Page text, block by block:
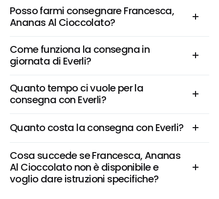
Posso farmi consegnare Francesca,
Ananas Al Cioccolato?
Come funziona la consegna in
giornata di Everli?
Quanto tempo ci vuole per la
consegna con Everli?
Quanto costa la consegna con Everli?
Cosa succede se Francesca, Ananas
Al Cioccolato non è disponibile e
voglio dare istruzioni specifiche?